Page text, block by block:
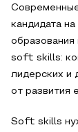
кандидата
образования
soft skills:
лидерских и
от развития
Soft skills